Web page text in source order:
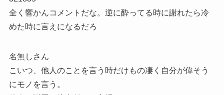
全く響かんコメントだな。逆に酔ってる時に謝れたら冷
めた時に言えになるだろ
名無しさん
こいつ、他人のことを言う時だけもの凄く自分が偉そう
にモノを言う。